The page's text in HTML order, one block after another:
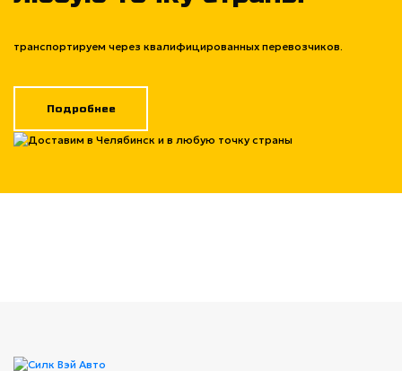
транспортируем через квалифицированных перевозчиков.
Подробнее